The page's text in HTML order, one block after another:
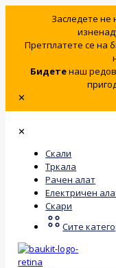
Заследете не
Претплатете се на
Бидетенаш
✕
✕
Скали
Тркала
Рачен алат
Електричен
Скари
Сите